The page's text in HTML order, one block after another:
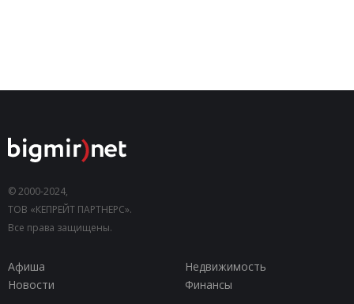
© 2000-2024,
ТОВ «КЕПРЕЙТ ПАРТНЕРС».
Все права защищены.
Афиша
Недвижимость
Новости
Финансы